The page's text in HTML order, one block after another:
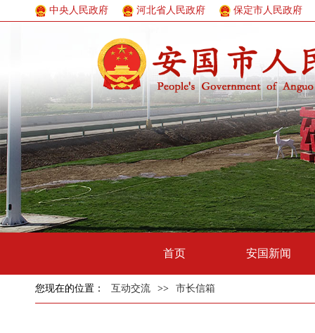
中央人民政府 河北省人民政府 保定市人民政府
首页 安国新闻
您现在的位置： 互动交流 >> 市长信箱